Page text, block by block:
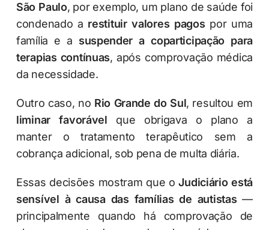
São Paulo, por exemplo, um plano de saúde foi
condenado a restituir valores pagos por uma
família e a suspender a coparticipação para
terapias contínuas, após comprovação médica
da necessidade.
Outro caso, no Rio Grande do Sul, resultou em
liminar favorável que obrigava o plano a
manter o tratamento terapêutico sem a
cobrança adicional, sob pena de multa diária.
Essas decisões mostram que oJudiciário está
sensível à causa das famílias de autistas —
principalmente quando há comprovação de